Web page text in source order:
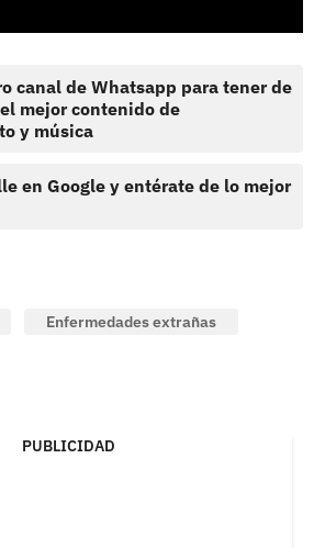
canal de Whatsapp para tener de
mejor contenido de
y música
en Google y entérate de lo mejor
Enfermedades extrañas
PUBLICIDAD